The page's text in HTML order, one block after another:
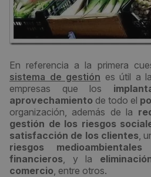
En referencia a la primera
sistema de gestión es útil a
empresas que los
aprovechamiento de todo el
organización, además de la
gestión de los riesgos
satisfacción de los clientes,
riesgos medioambientales
financieros , y la
comercio , entre otros.